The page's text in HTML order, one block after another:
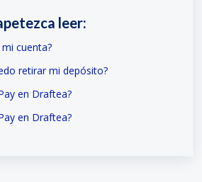
leer:
cuenta?
retirar mi depósito?
en Draftea?
en Draftea?